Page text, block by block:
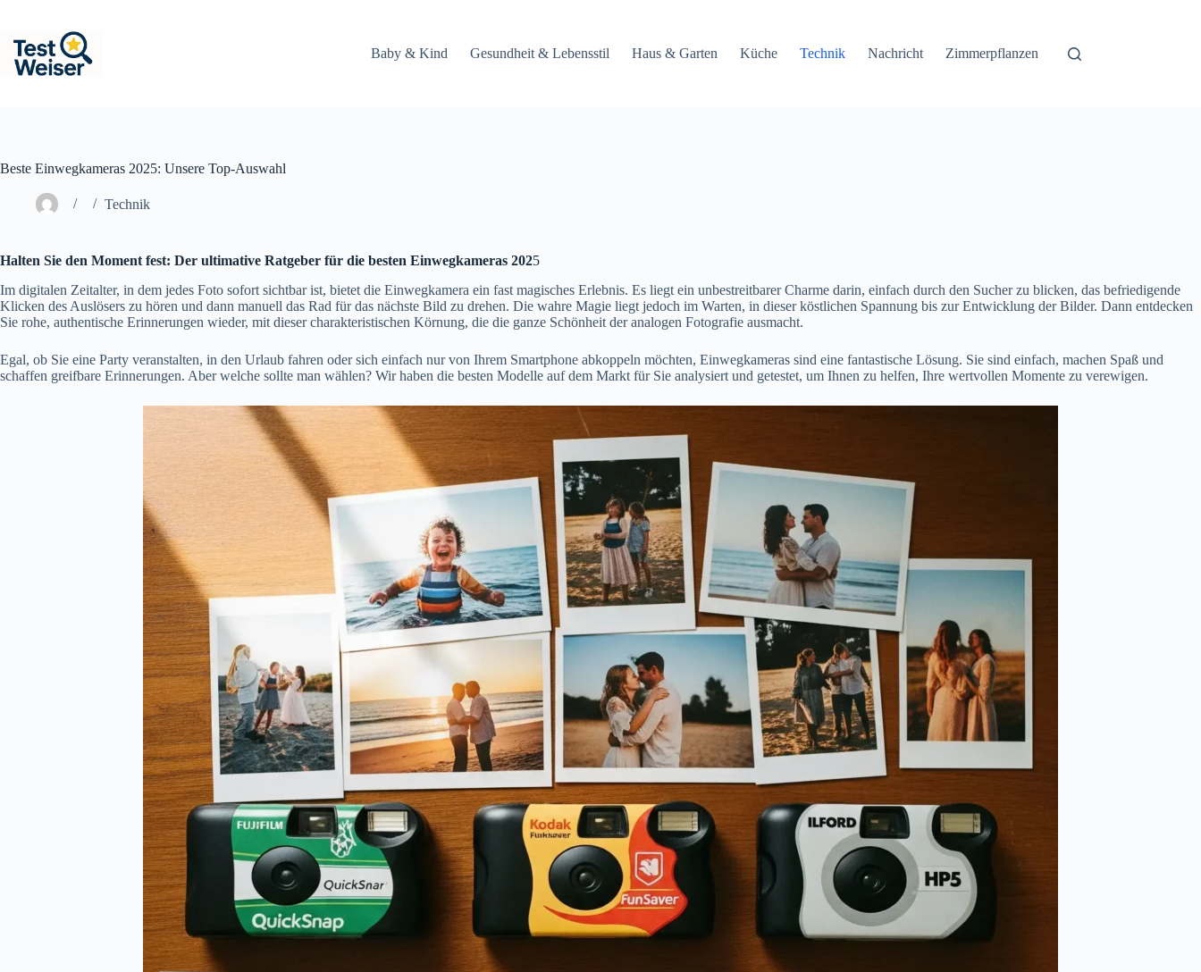
springen
Baby & Kind
Gesundheit & Lebensstil Haus & Garten Küche Technik Nachricht Zimmerpflanzen
Beste Einwegkameras 2025: Unsere Top-Auswahl
Technik
Halten Sie den Moment fest: Der ultimative Ratgeber für die besten Einwegkameras 2025
Im digitalen Zeitalter, in dem jedes Foto sofort sichtbar ist, bietet die Einwegkamera ein fast magisches Erlebnis. Es liegt ein unbestreitbarer Charme darin, einfach durch den Sucher zu blicken, das befriedigende
Klicken des Auslösers zu hören und dann manuell das Rad für das nächste Bild zu drehen. Die wahre Magie liegt jedoch im Warten, in dieser köstlichen Spannung bis zur Entwicklung der Bilder. Dann entdecken
Sie rohe, authentische Erinnerungen wieder, mit dieser charakteristischen Körnung, die die ganze Schönheit der analogen Fotografie ausmacht.
Egal, ob Sie eine Party veranstalten, in den Urlaub fahren oder sich einfach nur von Ihrem Smartphone abkoppeln möchten, Einwegkameras sind eine fantastische Lösung. Sie sind einfach, machen Spaß und
schaffen greifbare Erinnerungen. Aber welche sollte man wählen? Wir haben die besten Modelle auf dem Markt für Sie analysiert und getestet, um Ihnen zu helfen, Ihre wertvollen Momente zu verewigen.